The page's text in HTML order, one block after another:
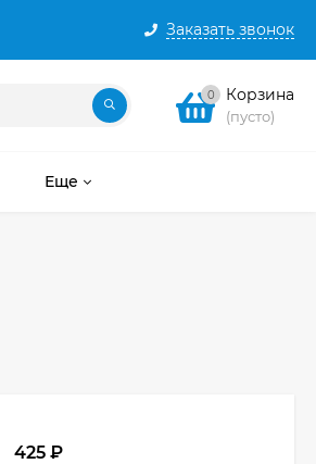
Заказать звонок
0 Корзина
(пусто)
Еще
425 ₽